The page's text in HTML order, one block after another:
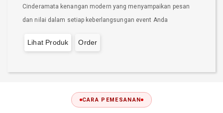
Cinderamata kenangan modern yang menyampaikan pesan
dan nilai dalam setiap keberlangsungan event Anda
Lihat Produk Order
CARA PEMESANAN